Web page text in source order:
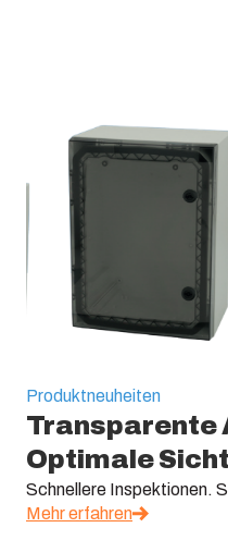
Produktneuheiten
Transparente
Optimale
Schnellere Inspektionen.
Mehr erfahren